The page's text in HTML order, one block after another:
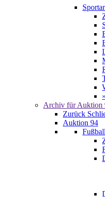
Archiv für Auktion
Zurück
Auktion 94
Fußball